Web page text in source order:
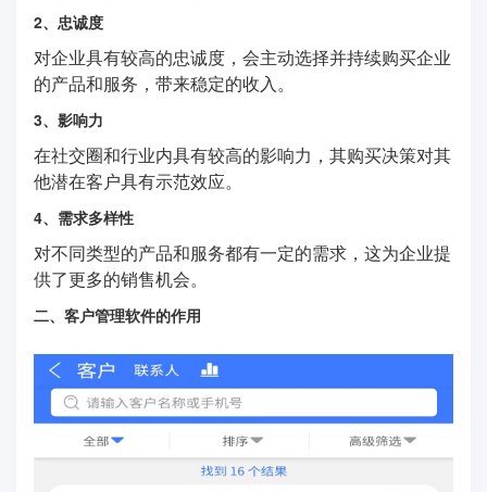
2、忠诚度
对企业具有较高的忠诚度，会主动选择并持续购买企业
的产品和服务，带来稳定的收入。
3、影响力
在社交圈和行业内具有较高的影响力，其购买决策对其
他潜在客户具有示范效应。
4、需求多样性
对不同类型的产品和服务都有一定的需求，这为企业提
供了更多的销售机会。
二、客户管理软件的作用